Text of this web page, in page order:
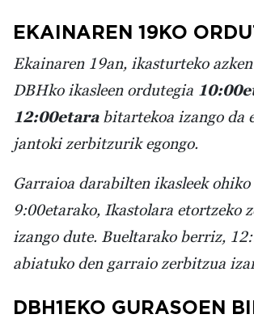
EKAINAREN 19KO
Ekainaren 19an, ikasturteko
DBHko ikasleen ordutegia
12:00etarabitartekoa izango da
jantoki zerbitzurik egongo.
Garraioa darabilten ikasleek
9:00etarako, Ikastolara etortzeko
izango dute. Bueltarako berriz,
abiatuko den garraio zerbitzua
DBH1EKO GURASOEN